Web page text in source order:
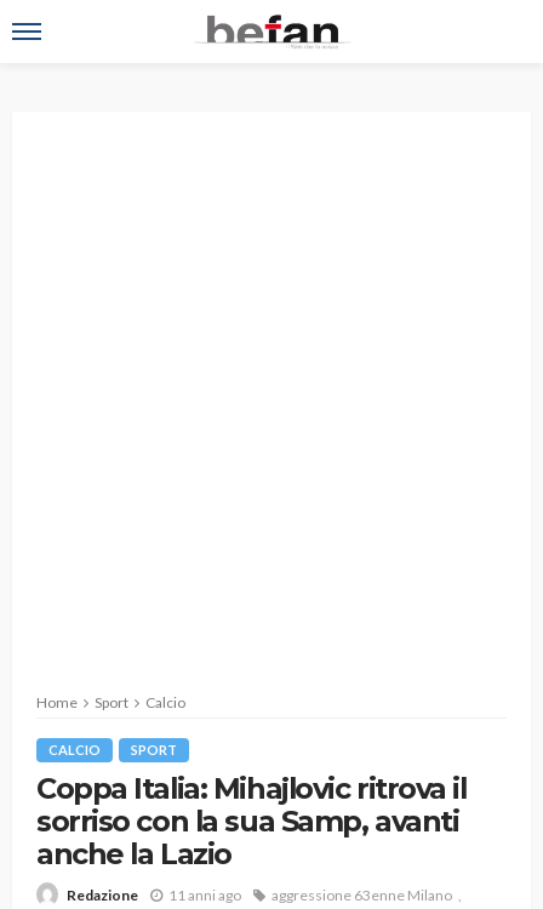
Home Sport Calcio
CALCIO SPORT
Coppa Italia: Mihajlovic ritrova il
sorriso con la sua Samp, avanti
anche la Lazio
Redazione 11 anni ago
aggressione 63enne Milano